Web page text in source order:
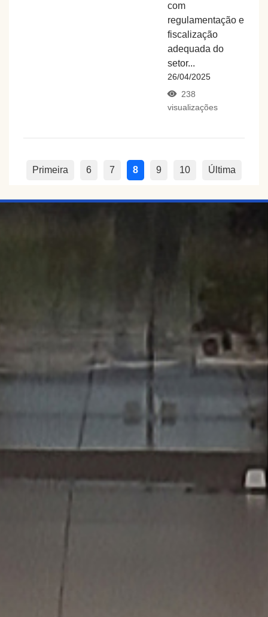
com
regulamentação e
fiscalização
adequada do
setor...
26/04/2025
238
visualizações
Primeira 6 7 8 9 10 Última